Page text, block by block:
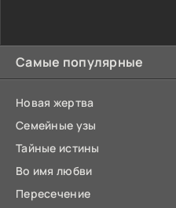
Самые популярные
Новая жертва
Семейные узы
Тайные истины
Во имя любви
Пересечение